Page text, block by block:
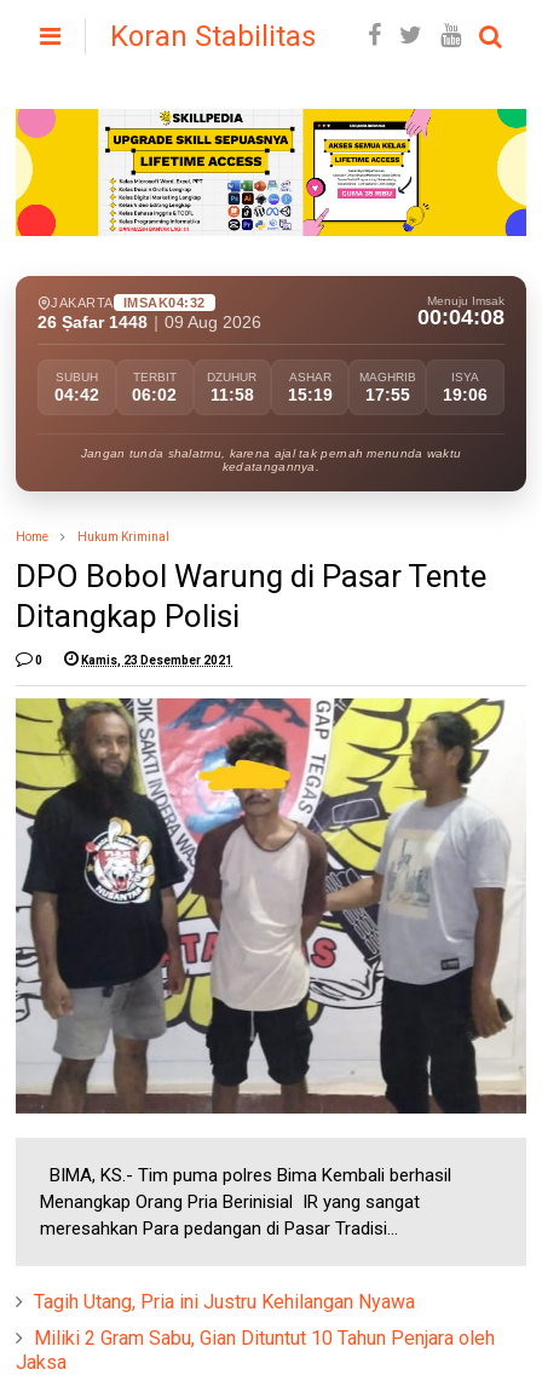
Koran Stabilitas
JAKARTA IMSAK04:32
26 Ṣafar 1448 09 Aug 2026
Menuju Imsak
00:04:07
SUBUH
04:42
TERBIT
06:02
DZUHUR
11:58
ASHAR
15:19
MAGHRIB
17:55
ISYA
19:06
Jangan tunda shalatmu, karena ajal tak pernah menunda waktu
kedatangannya.
Home Hukum Kriminal
DPO Bobol Warung di Pasar Tente
Ditangkap Polisi
0 Kamis, 23 Desember 2021
BIMA, KS.- Tim puma polres Bima Kembali berhasil
Menangkap Orang Pria Berinisial IR yang sangat
meresahkan Para pedangan di Pasar Tradisi...
Tagih Utang, Pria ini Justru Kehilangan Nyawa
Miliki 2 Gram Sabu, Gian Dituntut 10 Tahun Penjara oleh
Jaksa